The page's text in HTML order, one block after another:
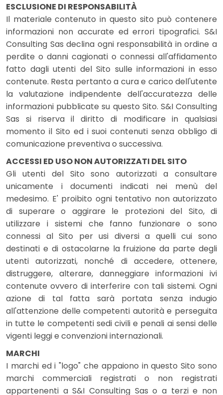
ESCLUSIONE DI RESPONSABILITÀ
Il materiale contenuto in questo sito può contenere
informazioni non accurate ed errori tipografici. S&I
Consulting Sas declina ogni responsabilità in ordine a
perdite o danni cagionati o connessi all'affidamento
fatto dagli utenti del Sito sulle informazioni in esso
contenute. Resta pertanto a cura e carico dell'utente
la valutazione indipendente dell'accuratezza delle
informazioni pubblicate su questo Sito. S&I Consulting
Sas si riserva il diritto di modificare in qualsiasi
momento il Sito ed i suoi contenuti senza obbligo di
comunicazione preventiva o successiva.
ACCESSI ED USO NON AUTORIZZATI DEL SITO
Gli utenti del Sito sono autorizzati a consultare
unicamente i documenti indicati nei menù del
medesimo. E' proibito ogni tentativo non autorizzato
di superare o aggirare le protezioni del Sito, di
utilizzare i sistemi che fanno funzionare o sono
connessi al Sito per usi diversi a quelli cui sono
destinati e di ostacolarne la fruizione da parte degli
utenti autorizzati, nonché di accedere, ottenere,
distruggere, alterare, danneggiare informazioni ivi
contenute ovvero di interferire con tali sistemi. Ogni
azione di tal fatta sarà portata senza indugio
all'attenzione delle competenti autorità e perseguita
in tutte le competenti sedi civili e penali ai sensi delle
vigenti leggi e convenzioni internazionali.
MARCHI
I marchi ed i "logo" che appaiono in questo Sito sono
marchi commerciali registrati o non registrati
appartenenti a S&I Consulting Sas o a terzi e non